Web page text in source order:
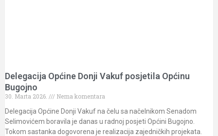
Delegacija Općine Donji Vakuf posjetila Općinu
Bugojno
30. Marta 2026.
Nema komentara
Delegacija Općine Donji Vakuf na čelu sa načelnikom Senadom
Selimovićem boravila je danas u radnoj posjeti Općini Bugojno.
Tokom sastanka dogovorena je realizacija zajedničkih projekata.